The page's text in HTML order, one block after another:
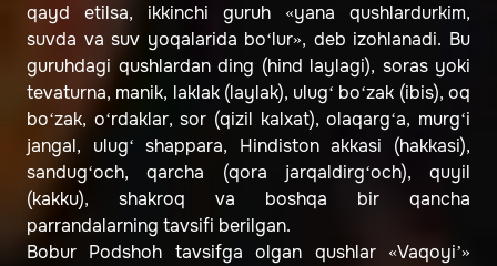
qayd etilsa, ikkinchi guruh «yana qushlardurkim,
suvda va suv yoqalarida bo‘lur», deb izohlanadi. Bu
guruhdagi qushlardan ding (hind laylagi), soras yoki
tevaturna, manik, laklak (laylak), ulug‘ bo‘zak (ibis), oq
bo‘zak, o‘rdaklar, sor (qizil kalxat), olaqarg‘a, murg‘i
jangal, ulug‘ shappara, Hindiston akkasi (hakkasi),
sandug‘och, qarcha (qora jarqaldirg‘och), quyil
(kakku), shakroq va boshqa bir qancha
parrandalarning tavsifi berilgan.
Bobur Podshoh tavsifga olgan qushlar «Vaqoyi’»